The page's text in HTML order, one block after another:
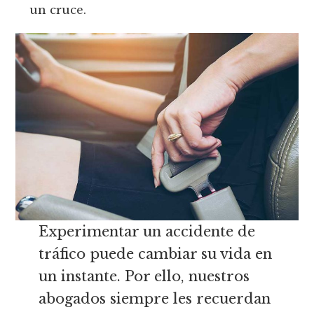
un cruce.
Experimentar un accidente de
tráfico puede cambiar su vida en
un instante. Por ello, nuestros
abogados siempre les recuerdan